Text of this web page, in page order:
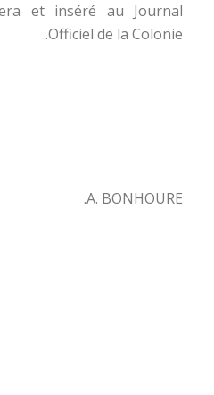
et inséré au Journal
Officiel de la Colonie.
A. BONHOURE.